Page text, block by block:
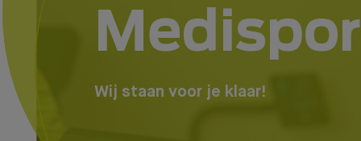
Wij staan voor je klaar!